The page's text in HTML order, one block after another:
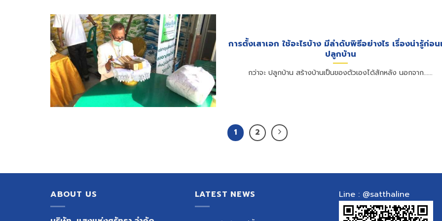
การตั้งเสาเอก ใช้อะไรบ้าง มีลำดับพิธีอย่างไร เรื่องน่ารู้ก่อน
ปลูกบ้าน
กว่าจะ ปลูกบ้าน สร้างบ้านเป็นของตัวเองได้สักหลัง นอกจาก......
1 2
ABOUT US LATEST NEWS Line : @satthaline